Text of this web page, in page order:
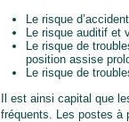
Le risque
Le risque auditif et
Le risque de
position assise
Le risque de
Il est ainsi capital que
fréquents. Les postes à